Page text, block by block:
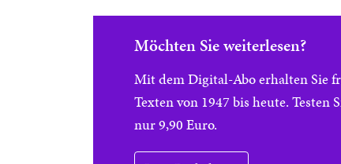
Möchten Sie weiterlesen?
Mit dem Digital-Abo erhalten Sie
Texten von 1947 bis heute.
nur 9,90 Euro.